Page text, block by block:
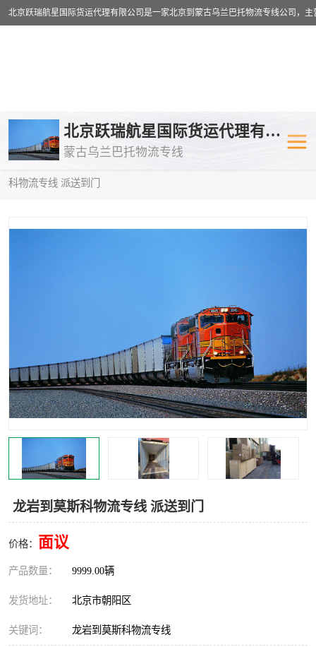
北京跃瑞航星国际货运代理有限公司
蒙古乌兰巴托物流专线
科物流专线 派送到门
龙岩到莫斯科物流专线 派送到门
价格： 面议
产品数量： 9999.00辆
发货地址： 北京市朝阳区
关键词： 龙岩到莫斯科物流专线
乌兰巴托物流专线 乌兰巴托铁
乌兰巴托公路运输
中欧班列
蒙古乌兰巴托双清包税 蒙古乌兰巴